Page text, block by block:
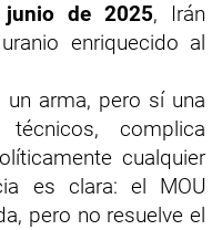
junio de 2025, Irán
enriquecido al
un arma, pero sí una
complica
cualquier
es clara: el MOU
pero no resuelve el